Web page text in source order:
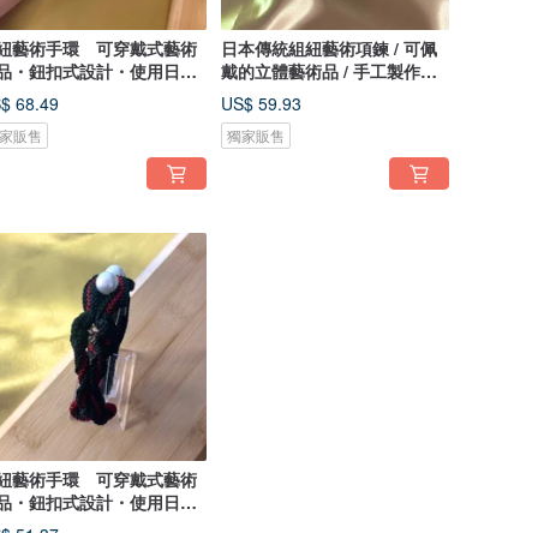
藝術手環 可穿戴式藝術
・鈕扣式設計・使用日本
組紐
68.49
販售
日本傳統組紐藝術項鍊 / 可佩
戴的立體藝術品 / 手工製作獨
一無二
US$ 59.93
獨家販售
藝術手環 可穿戴式藝術
・鈕扣式設計・使用日本
組紐